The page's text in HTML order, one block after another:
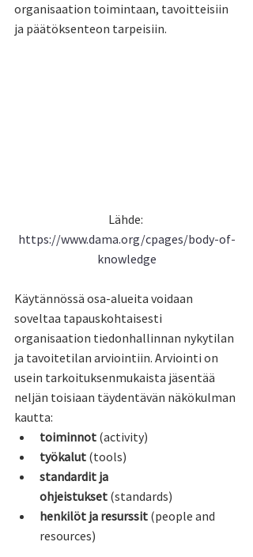
organisaation toimintaan, tavoitteisiin
ja päätöksenteon tarpeisiin.
Lähde:
https://www.dama.org/cpages/body-of-
knowledge
Käytännössä osa-alueita voidaan
soveltaa tapauskohtaisesti
organisaation tiedonhallinnan nykytilan
ja tavoitetilan arviointiin. Arviointi on
usein tarkoituksenmukaista jäsentää
neljän toisiaan täydentävän näkökulman
kautta:
toiminnot (activity)
työkalut (tools)
standardit ja
ohjeistukset (standards)
henkilöt ja resurssit (people and
resources)